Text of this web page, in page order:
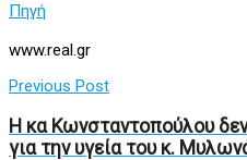
Πηγή
www.real.gr
Previous Post
Η κα Κωνσταντοπούλου δεν
για την υγεία του κ.